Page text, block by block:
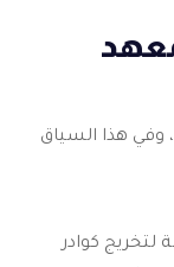
وفي هذا السياق
لتخريج كوادر